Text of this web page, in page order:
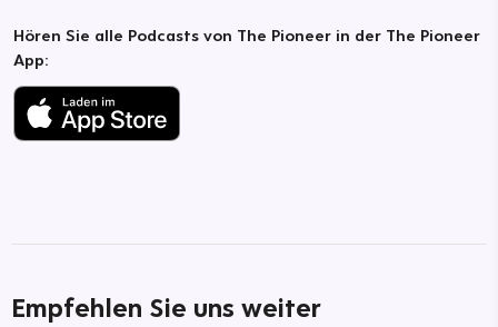
Hören Sie alle Podcasts von The Pioneer in der The Pioneer
App:
Empfehlen Sie uns weiter